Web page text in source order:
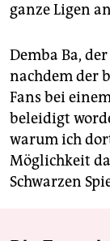
ganze Ligen
Demba Ba,
nachdem der
Fans bei
beleidigt
warum ich
Möglichkeit
Schwarzen